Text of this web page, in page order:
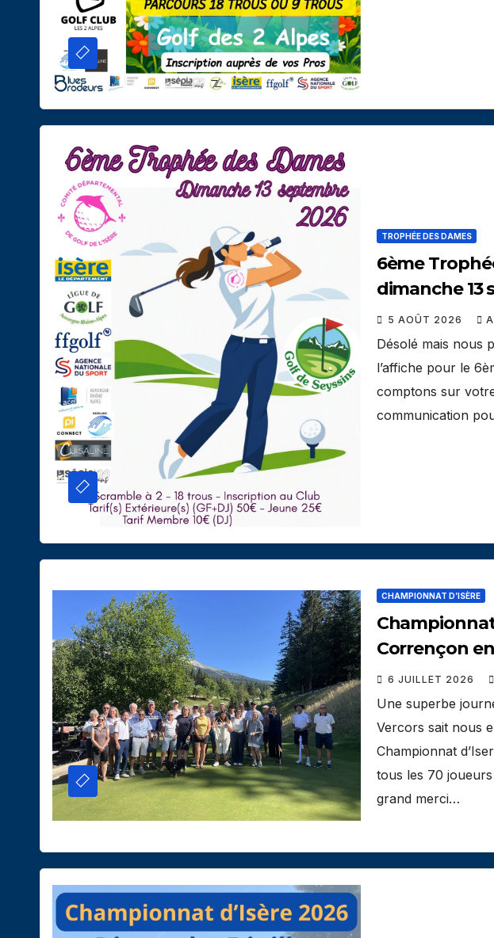
TROPHÉE DES DAMES
6ème
dimanche 13
Seyssins
5 AOÛT 2026
Désolé mais nous
l’affiche pour le
comptons sur
communication
CHAMPIONNAT D’ISÈRE
Championnat
Corrençon
5 juillet
6 JUILLET 2026
Une superbe
Vercors sait nous
Championnat
tous les 70
grand merci…